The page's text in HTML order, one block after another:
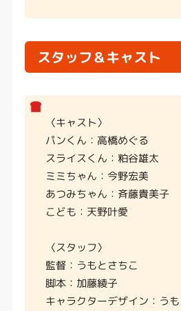
スタッフ＆キャスト
〈キャスト〉
パンくん：高橋めぐる
スライスくん：粕谷雄太
ミミちゃん：今野宏美
あつみちゃん：斉藤貴美子
こども：天野叶愛
〈スタッフ〉
監督：うもとさちこ
脚本：加藤綾子
キャラクターデザイン：う